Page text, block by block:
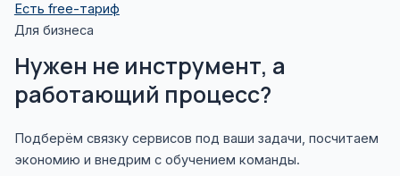
Есть free-тариф
Для бизнеса
Нужен не инструмент, а
работающий процесс?
Подберём связку сервисов под ваши задачи, посчитаем
экономию и внедрим с обучением команды.